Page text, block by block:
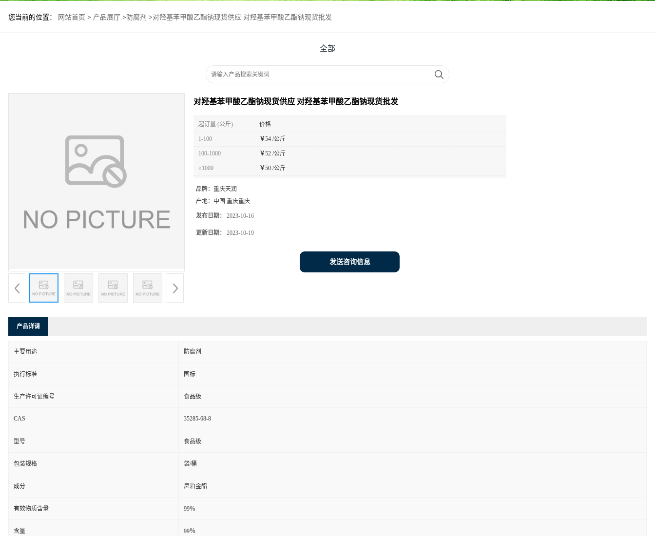
您当前的位置： 网站首页 > 产品展厅 >防腐剂 >对羟基苯甲酸乙酯钠现货供应 对羟基苯甲酸乙酯钠现货批发
全部
对羟基苯甲酸乙酯钠现货供应 对羟基苯甲酸乙酯钠现货批发
起订量 (公斤) 价格
1-100 ￥54 /公斤
100-1000 ￥52 /公斤
≥1000 ￥50 /公斤
品牌： 重庆天润
产地： 中国 重庆重庆
发布日期： 2023-10-16
更新日期： 2023-10-19
发送咨询信息
产品详请
主要用途 防腐剂
执行标准 国标
生产许可证编号 食品级
CAS 35285-68-8
型号 食品级
包装规格 袋/桶
成分 尼泊金酯
有效物质含量 99％
含量 99％